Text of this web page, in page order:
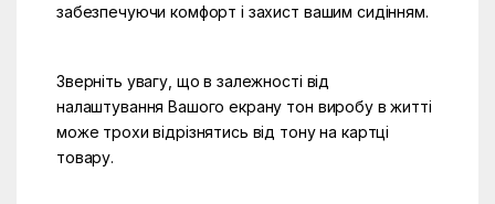
забезпечуючи комфорт і захист вашим сидінням.
Зверніть увагу, що в залежності від
налаштування Вашого екрану тон виробу в житті
може трохи відрізнятись від тону на картці
товару.